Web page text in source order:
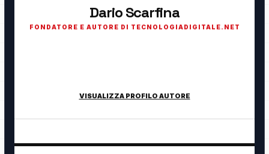
Dario Scarfina
FONDATORE E AUTORE DI TECNOLOGIADIGITALE.NET
VISUALIZZA PROFILO AUTORE